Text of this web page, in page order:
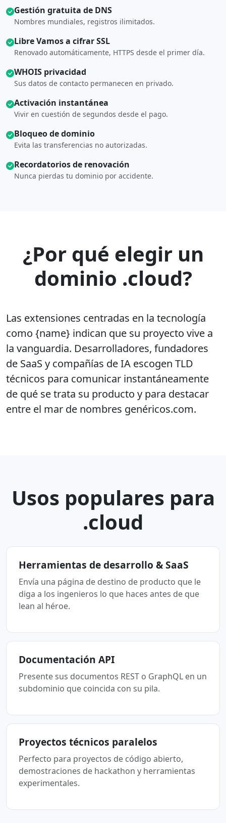
Gestión gratuita de DNS
Nombres mundiales, registros ilimitados.
Libre Vamos a cifrar SSL
Renovado automáticamente, HTTPS desde el primer día.
WHOIS privacidad
Sus datos de contacto permanecen en privado.
Activación instantánea
Vivir en cuestión de segundos desde el pago.
Bloqueo de dominio
Evita las transferencias no autorizadas.
Recordatorios de renovación
Nunca pierdas tu dominio por accidente.
¿Por qué elegir un
dominio .cloud?
Las extensiones centradas en la tecnología
como {name} indican que su proyecto vive a
la vanguardia. Desarrolladores, fundadores
de SaaS y compañías de IA escogen TLD
técnicos para comunicar instantáneamente
de qué se trata su producto y para destacar
entre el mar de nombres genéricos.com.
Usos populares para
.cloud
Herramientas de desarrollo & SaaS
Envía una página de destino de producto que le
diga a los ingenieros lo que haces antes de que
lean al héroe.
Documentación API
Presente sus documentos REST o GraphQL en un
subdominio que coincida con su pila.
Proyectos técnicos paralelos
Perfecto para proyectos de código abierto,
demostraciones de hackathon y herramientas
experimentales.